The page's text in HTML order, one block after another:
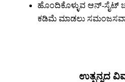
ಹೊಂದಿಕೊಳ್ಳುವ ಆನ್-ಸೈಟ್
ಕಡಿಮೆ ಮಾಡಲು
ಉತ್ಪನ್ನದ